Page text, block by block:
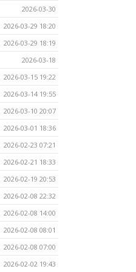
2026-03-30
2026-03-29 18:20
2026-03-29 18:19
2026-03-18
2026-03-15 19:22
2026-03-14 19:55
2026-03-10 20:07
2026-03-01 18:36
2026-02-23 07:21
2026-02-21 18:33
2026-02-19 20:53
2026-02-08 22:32
2026-02-08 14:00
2026-02-08 08:01
2026-02-08 07:00
2026-02-02 19:43